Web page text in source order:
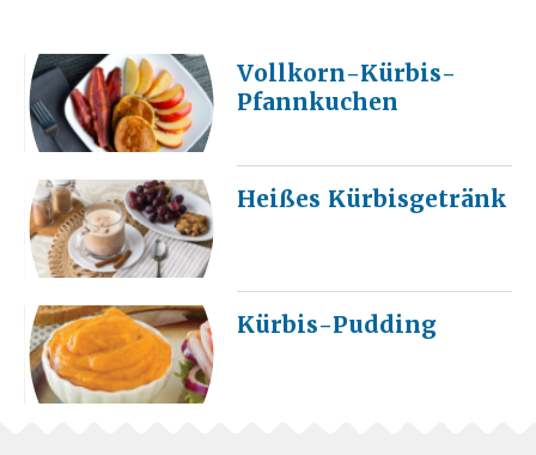
Vollkorn-Kürbis-
Pfannkuchen
Heißes Kürbisgetränk
Kürbis-Pudding